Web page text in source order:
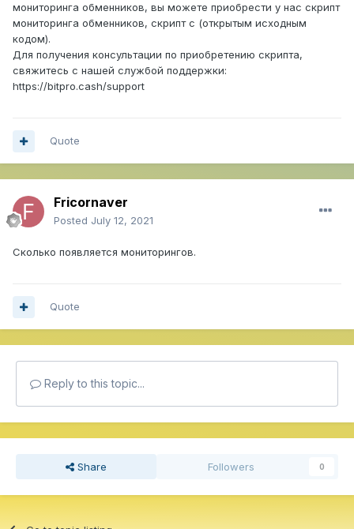
мониторинга обменников, вы можете приобрести у нас скрипт
мониторинга обменников, скрипт с (открытым исходным
кодом).
Для получения консультации по приобретению скрипта,
свяжитесь с нашей службой поддержки:
https://bitpro.cash/support
Quote
Fricornaver
Posted July 12, 2021
Сколько появляется мониторингов.
Quote
Reply to this topic...
Share Followers 0